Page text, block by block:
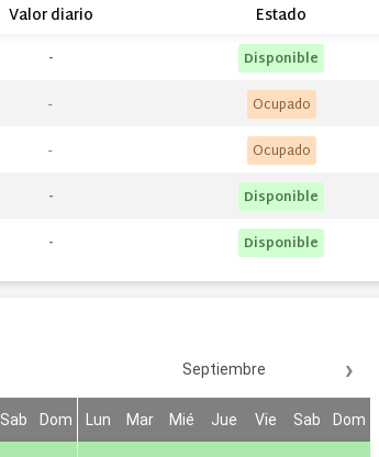
Valor diario
Estado
- Disponible
Ocupado
Ocupado
- Disponible
- Disponible
Sab Dom
Septiembre ›
Lun Mar Mié Jue Vie Sab Dom